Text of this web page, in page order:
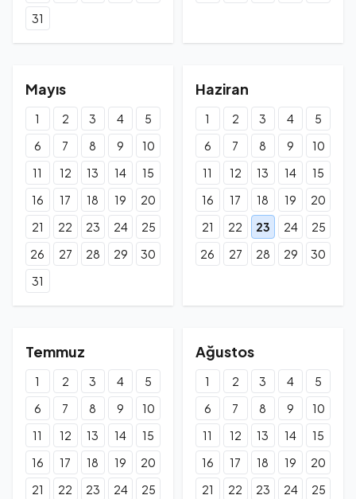
31
Mayıs
1 2 3 4
5
6
7 8 9
10
11
12 13 14
15
16
17 18 19
20
21
22 23 24
25
26
27 28 29
30
31
Haziran
1 2 3 4
5
6
7 8 9
10
11
12 13 14
15
16
17 18 19
20
21
22 23 24
25
26
27 28 29 30
Temmuz
1 2 3 4
5
6
7 8 9
10
11
12 13 14
15
16
17 18 19
20
21
22 23 24
25
Ağustos
1 2 3 4
5
6
7 8 9
10
11
12 13 14
15
16
17 18 19
20
21
22 23 24
25